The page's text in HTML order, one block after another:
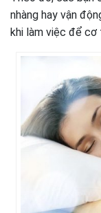
nhàng hay vận
khi làm việc để cơ